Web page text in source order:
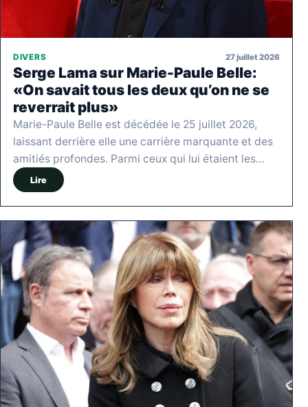
DIVERS 27 juillet 2026
Serge Lama sur Marie-Paule Belle:
«On savait tous les deux qu’on ne se
reverrait plus»
Marie-Paule Belle est décédée le 25 juillet 2026,
laissant derrière elle une carrière marquante et des
amitiés profondes. Parmi ceux qui lui étaient les…
Lire